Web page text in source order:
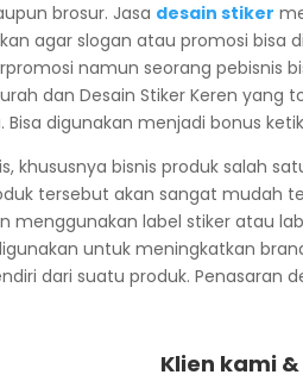
brosur. Jasa desain stiker
agar slogan atau promosi bisa
namun seorang pebisnis
dan Desain Stiker Keren yang
Bisa digunakan menjadi bonus
khususnya bisnis produk salah
tersebut akan sangat mudah
menggunakan label stiker atau
untuk meningkatkan
dari suatu produk. Penasaran
Klien kami